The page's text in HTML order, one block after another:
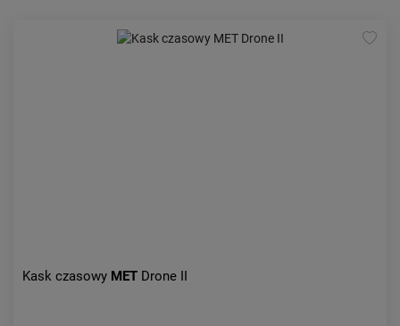
od najwyższej
Kask czasowy MET Drone II